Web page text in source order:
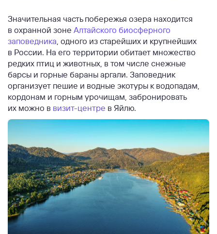
Значительная часть побережья озера находится
в охранной зоне Алтайского биосферного
заповедника, одного из старейших и крупнейших
в России. На его территории обитает множество
редких птиц и животных, в том числе снежные
барсы и горные бараны аргали. Заповедник
организует пешие и водные экотуры к водопадам,
кордонам и горным урочищам, забронировать
их можно в визит-центре в Яйлю.